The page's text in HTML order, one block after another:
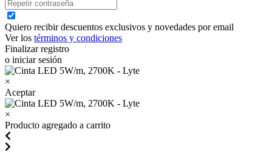
Quiero recibir descuentos exclusivos y novedades por email
Ver los términos y condiciones
Finalizar registro
o iniciar sesión
×
Aceptar
×
Producto agregado a carrito